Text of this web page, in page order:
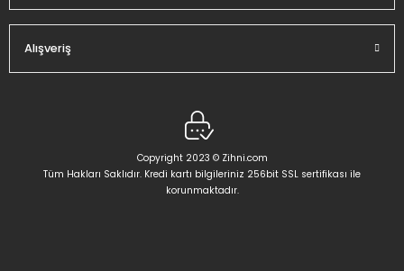
Alışveriş
Copyright 2023 © Zihni.com
Tüm Hakları Saklıdır. Kredi kartı bilgileriniz 256bit SSL sertifikası ile
korunmaktadır.